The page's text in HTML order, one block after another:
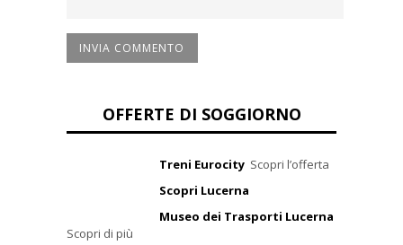
OFFERTE DI SOGGIORNO
Treni Eurocity Scopri l’offerta
Scopri Lucerna
Museo dei Trasporti Lucerna
Scopri di più